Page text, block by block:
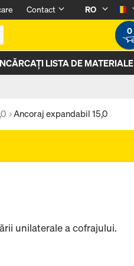
Contact
RO
0
LISTA DE MATERIALE
Ancoraj expandabil 15,0
unilaterale a cofrajului.